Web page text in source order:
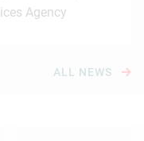
Agency
ALL NEWS